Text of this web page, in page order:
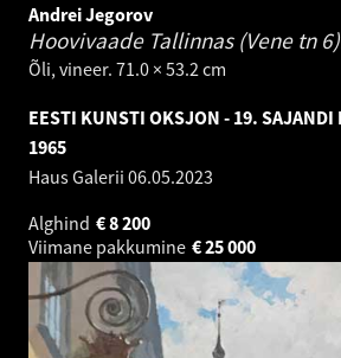
Andrei Jegorov
Hoovivaade Tallinnas (Vene tn
Õli, vineer. 71.0 × 53.2 cm
EESTI KUNSTI OKSJON - 19.
1965
Haus Galerii 06.05.2023
Alghind
8 200
€
Viimane pakkumine
25 000
€